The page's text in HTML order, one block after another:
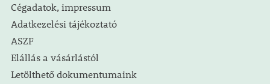
Cégadatok, impressum
Adatkezelési tájékoztató
ASZF
Elállás a vásárlástól
Letölthető dokumentumaink